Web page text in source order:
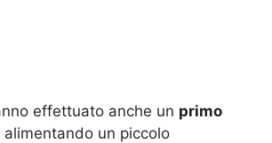
effettuato anche un primo
alimentando un piccolo